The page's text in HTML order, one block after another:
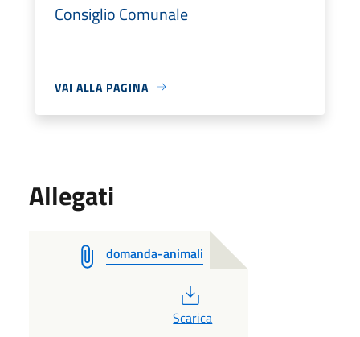
Consiglio Comunale
VAI ALLA PAGINA
Allegati
domanda-animali
Scarica